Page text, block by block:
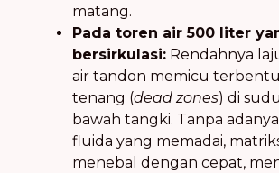
matang.
Pada toren air 500 liter
bersirkulasi: Rendahnya
air tandon memicu
tenang (dead zones) di
bawah tangki. Tanpa
fluida yang memadai,
menebal dengan cepat,